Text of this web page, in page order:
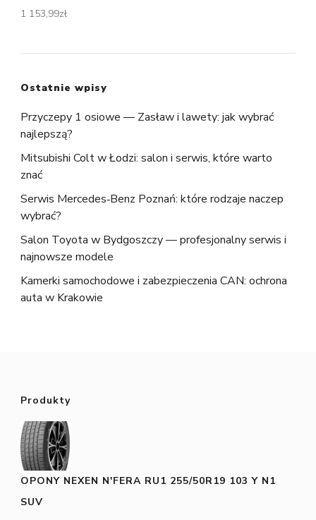
1 153,99zł
Ostatnie wpisy
Przyczepy 1 osiowe — Zasław i lawety: jak wybrać
najlepszą?
Mitsubishi Colt w Łodzi: salon i serwis, które warto
znać
Serwis Mercedes‑Benz Poznań: które rodzaje naczep
wybrać?
Salon Toyota w Bydgoszczy — profesjonalny serwis i
najnowsze modele
Kamerki samochodowe i zabezpieczenia CAN: ochrona
auta w Krakowie
Produkty
OPONY NEXEN N'FERA RU1 255/50R19 103 Y N1
SUV